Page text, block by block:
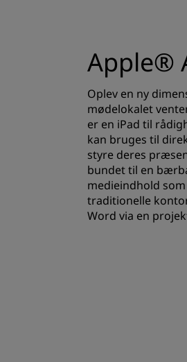
Apple®
Oplev en ny
mødelokalet
er en iPad til
kan bruges til
styre deres
bundet til en
medieindhold
traditionelle
Word via en